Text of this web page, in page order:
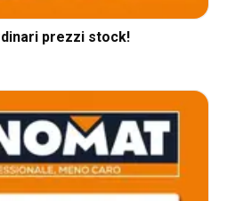
prezzi stock!